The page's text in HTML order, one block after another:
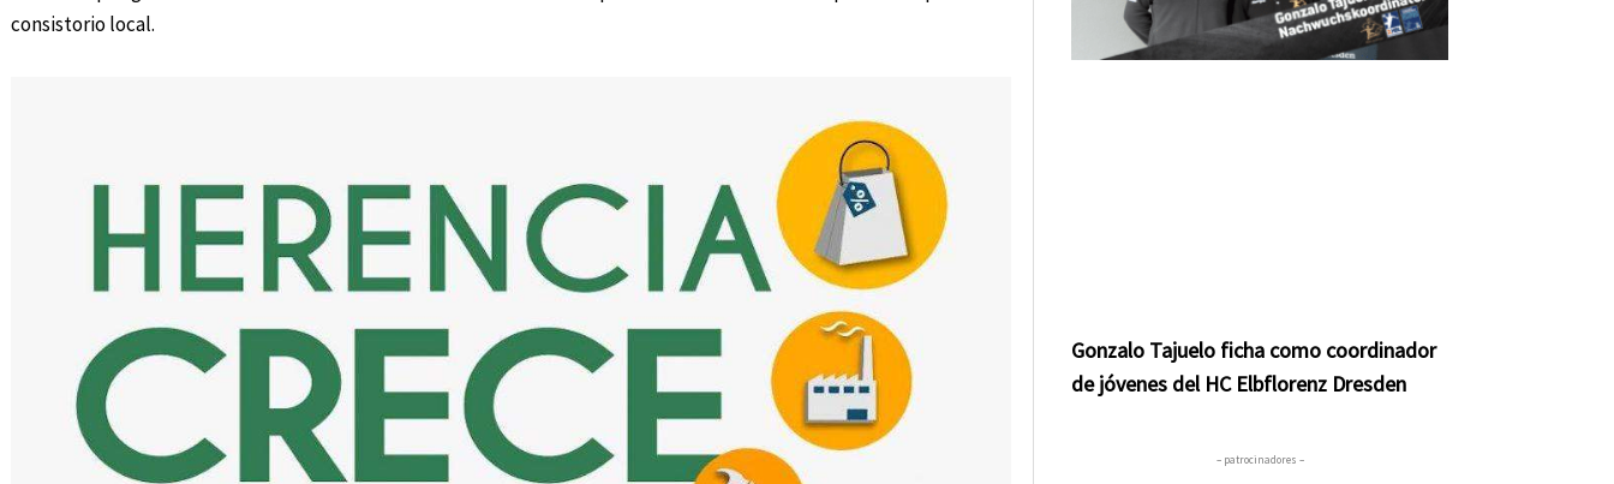
consistorio local.
Gonzalo Tajuelo ficha como coordinador
de jóvenes del HC Elbflorenz Dresden
– patrocinadores –